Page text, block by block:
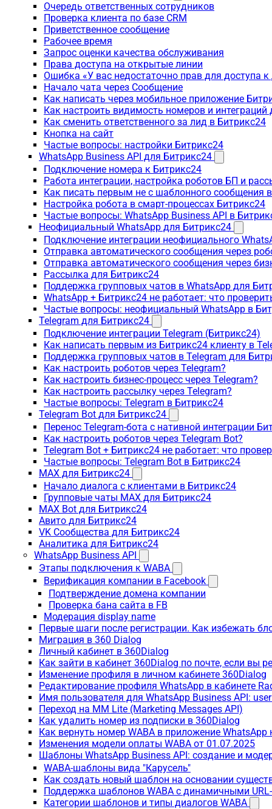
Очередь ответственных сотрудников
Проверка клиента по базе CRM
Приветственное сообщение
Рабочее время
Запрос оценки качества обслуживания
Права доступа на открытые линии
Ошибка «У вас недостаточно прав для доступа
Начало чата через Сообщение
Как написать через мобильное приложение
Как настроить видимость номеров и
Как сменить ответственного за лид в Битрикс24
Кнопка на сайт
Частые вопросы: настройки Битрикс24
WhatsApp Business API для Битрикс24
Подключение номера к Битрикс24
Работа интеграции, настройка роботов БП и
Как писать первым не с шаблонного сообщения
Настройка робота в смарт-процессах Битрикс24
Частые вопросы: WhatsApp Business API в
Неофициальный WhatsApp для Битрикс24
Подключение интеграции неофициального
Отправка автоматического сообщения через
Отправка автоматического сообщения через
Рассылка для Битрикс24
Поддержка групповых чатов в WhatsApp для
WhatsApp + Битрикс24 не работает: что
Частые вопросы: неофициальный WhatsApp в
Telegram для Битрикс24
Подключение интеграции Telegram (Битрикс24)
Как написать первым из Битрикс24 клиенту в
Поддержка групповых чатов в Telegram для
Как настроить роботов через Telegram?
Как настроить бизнес-процесс через Telegram?
Как настроить рассылку через Telegram?
Частые вопросы: Telegram в Битрикс24
Telegram Bot для Битрикс24
Перенос Telegram-бота с нативной интеграции
Как настроить роботов через Telegram Bot?
Telegram Bot + Битрикс24 не работает: что
Частые вопросы: Telegram Bot в Битрикс24
MAX для Битрикс24
Начало диалога с клиентами в Битрикс24
Групповые чаты MAX для Битрикс24
MAX Bot для Битрикс24
Авито для Битрикс24
VK Сообщества для Битрикс24
Аналитика для Битрикс24
WhatsApp Business API
Этапы подключения к WABA
Верификация компании в Facebook
Подтверждение домена компании
Проверка бана сайта в FB
Модерация display name
Первые шаги после регистрации. Как избежать
Миграция в 360 Dialog
Личный кабинет в 360Dialog
Как зайти в кабинет 360Dialog по почте, если вы
Изменение профиля в личном кабинете 360Dialog
Редактирование профиля WhatsApp в кабинете
Имя пользователя для WhatsApp Business API:
Переход на MM Lite (Marketing Messages API)
Как удалить номер из подписки в 360Dialog
Как вернуть номер WABA в приложение WhatsApp
Изменения модели оплаты WABA от 01.07.2025
Шаблоны WhatsApp Business API: создание и
WABA-шаблоны вида "Карусель"
Как создать новый шаблон на основании
Поддержка шаблонов WABA с динамичными
Категории шаблонов и типы диалогов WABA